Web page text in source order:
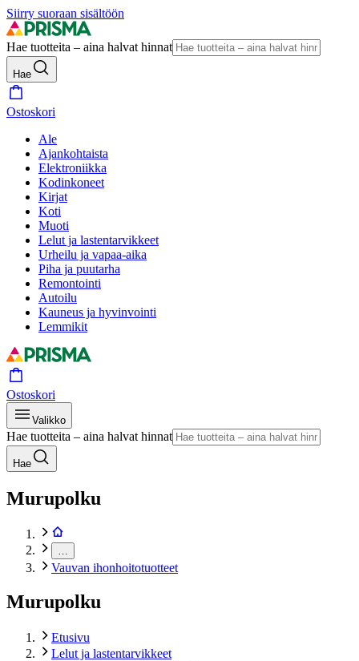
Siirry suoraan sisältöön
Hae tuotteita – aina halvat hinnat
Hae
Ostoskori
Ale
Ajankohtaista
Elektroniikka
Kodinkoneet
Kirjat
Koti
Muoti
Lelut ja lastentarvikkeet
Urheilu ja vapaa-aika
Piha ja puutarha
Remontointi
Autoilu
Kauneus ja hyvinvointi
Lemmikit
Ostoskori
Valikko
Hae tuotteita – aina halvat hinnat
Hae
Murupolku
Vauvan ihonhoitotuotteet
Murupolku
Etusivu
Lelut ja lastentarvikkeet